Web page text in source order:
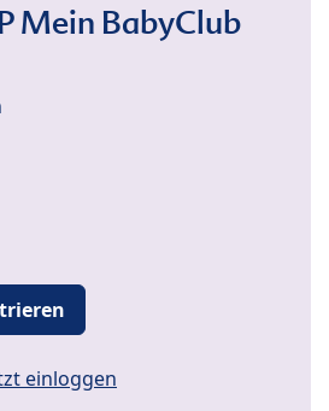
Mein BabyClub
einloggen